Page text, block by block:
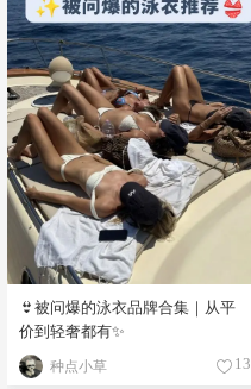
👙被问爆的泳衣品牌合集｜从平
价到轻奢都有✨
种点小草 13